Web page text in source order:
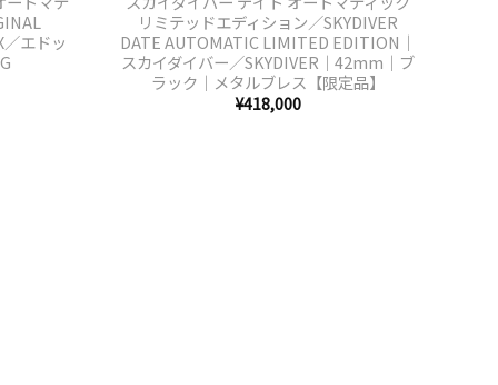
エドッ
リミテッドエディション／SKYDIVER
DATE AUTOMATIC LIMITED EDITION｜
スカイダイバー／SKYDIVER｜42mm｜ブ
ラック｜メタルブレス【限定品】
¥418,000